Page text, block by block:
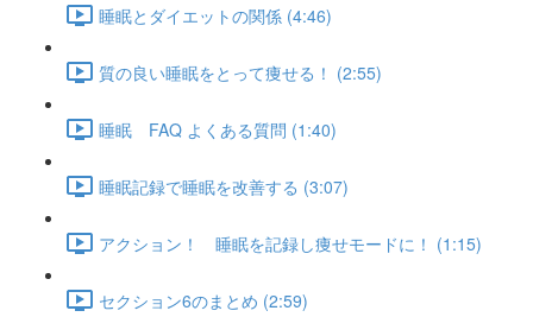
睡眠とダイエットの関係 (4:46)
質の良い睡眠をとって痩せる！ (2:55)
睡眠 FAQ よくある質問 (1:40)
睡眠記録で睡眠を改善する (3:07)
アクション！ 睡眠を記録し痩せモードに！ (1:15)
セクション6のまとめ (2:59)